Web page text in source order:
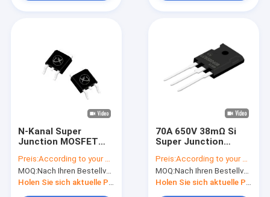
N-Kanal Super
Junction MOSFET
Hochfrequenzschalter
kühl MOS
Preis:According to your order requirement
MOQ:Nach Ihren Bestellvorgaben
Holen Sie sich aktuelle Preis
70A 650V 38mΩ Si
Super Junction
schneller
Wiederherstellungsdiode
Preis:According to your order requirement
MOQ:Nach Ihren Bestellvorgaben
Holen Sie sich aktuelle Preis